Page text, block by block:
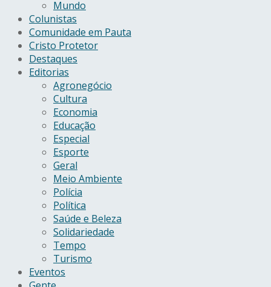
Mundo
Colunistas
Comunidade em Pauta
Cristo Protetor
Destaques
Editorias
Agronegócio
Cultura
Economia
Educação
Especial
Esporte
Geral
Meio Ambiente
Polícia
Política
Saúde e Beleza
Solidariedade
Tempo
Turismo
Eventos